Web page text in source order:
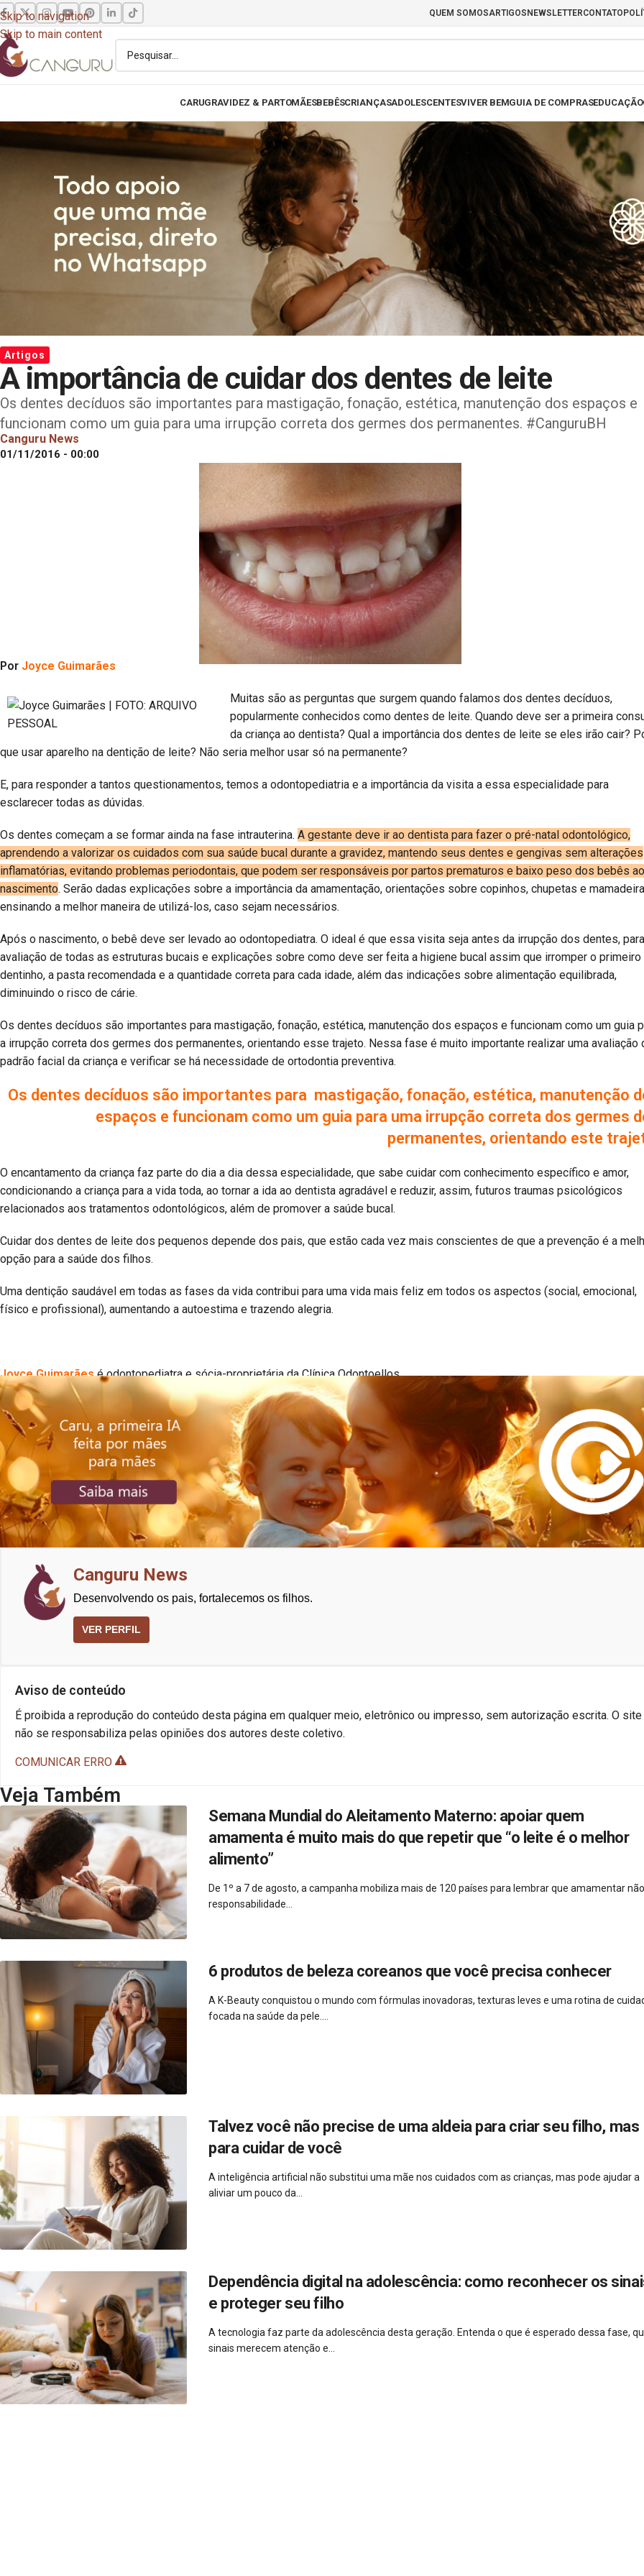
Skip to navigation
Skip to main content
QUEM SOMOSARTIGOS NEWSLETTERCONTATO
CARUGRAVIDEZ & PARTOMÃESBEBÊSCRIANÇASADOLESCENTESVIVER BEMGUIA DE COMPRASEDUCAÇÃO
Artigos
A importância de cuidar dos dentes de leite
Os dentes decíduos são importantes para mastigação, fonação, estética, manutenção dos espaços e
funcionam como um guia para uma irrupção correta dos germes dos permanentes. #CanguruBH
Canguru News
01/11/2016 - 00:00
Por Joyce Guimarães
Muitas são as perguntas que surgem quando falamos dos dentes decíduos,
popularmente conhecidos como dentes de leite. Quando deve ser a primeira
da criança ao dentista? Qual a importância dos dentes de leite se eles irão cair?
que usar aparelho na dentição de leite? Não seria melhor usar só na permanente?
E, para responder a tantos questionamentos, temos a odontopediatria e a importância da visita a essa especialidade para
esclarecer todas as dúvidas.
Os dentes começam a se formar ainda na fase intrauterina. A gestante deve ir ao dentista para fazer o pré-natal odontológico,
aprendendo a valorizar os cuidados com sua saúde bucal durante a gravidez, mantendo seus dentes e gengivas sem alterações
inflamatórias, evitando problemas periodontais, que podem ser responsáveis por partos prematuros e baixo peso dos bebês ao
nascimento. Serão dadas explicações sobre a importância da amamentação, orientações sobre copinhos, chupetas e
ensinando a melhor maneira de utilizá-los, caso sejam necessários.
Após o nascimento, o bebê deve ser levado ao odontopediatra. O ideal é que essa visita seja antes da irrupção dos dentes, para
avaliação de todas as estruturas bucais e explicações sobre como deve ser feita a higiene bucal assim que irromper o primeiro
dentinho, a pasta recomendada e a quantidade correta para cada idade, além das indicações sobre alimentação equilibrada,
diminuindo o risco de cárie.
Os dentes decíduos são importantes para mastigação, fonação, estética, manutenção dos espaços e funcionam como um guia
a irrupção correta dos germes dos permanentes, orientando esse trajeto. Nessa fase é muito importante realizar uma avaliação
padrão facial da criança e verificar se há necessidade de ortodontia preventiva.
Os dentes decíduos são importantes para mastigação, fonação, estética, manutenção
espaços e funcionam como um guia para uma irrupção correta dos germes
permanentes, orientando este
O encantamento da criança faz parte do dia a dia dessa especialidade, que sabe cuidar com conhecimento específico e amor,
condicionando a criança para a vida toda, ao tornar a ida ao dentista agradável e reduzir, assim, futuros traumas psicológicos
relacionados aos tratamentos odontológicos, além de promover a saúde bucal.
Cuidar dos dentes de leite dos pequenos depende dos pais, que estão cada vez mais conscientes de que a prevenção é a
opção para a saúde dos filhos.
Uma dentição saudável em todas as fases da vida contribui para uma vida mais feliz em todos os aspectos (social, emocional,
físico e profissional), aumentando a autoestima e trazendo alegria.
Joyce Guimarãesé odontopediatra e sócia-proprietária da Clínica Odontoellos.
Canguru News
Desenvolvendo os pais, fortalecemos os filhos.
VER PERFIL
Aviso de conteúdo
É proibida a reprodução do conteúdo desta página em qualquer meio, eletrônico ou impresso, sem autorização escrita. O site
não se responsabiliza pelas opiniões dos autores deste coletivo.
COMUNICAR ERRO
Veja Também
Semana Mundial do Aleitamento Materno: apoiar quem
amamenta é muito mais do que repetir que “o leite é o melhor
alimento”
De 1º a 7 de agosto, a campanha mobiliza mais de 120 países para lembrar que amamentar
responsabilidade...
6 produtos de beleza coreanos que você precisa conhecer
A K-Beauty conquistou o mundo com fórmulas inovadoras, texturas leves e uma rotina de
focada na saúde da pele....
Talvez você não precise de uma aldeia para criar seu filho, mas
para cuidar de você
A inteligência artificial não substitui uma mãe nos cuidados com as crianças, mas pode ajudar a
aliviar um pouco da...
Dependência digital na adolescência: como reconhecer os
e proteger seu filho
A tecnologia faz parte da adolescência desta geração. Entenda o que é esperado dessa fase,
sinais merecem atenção e...